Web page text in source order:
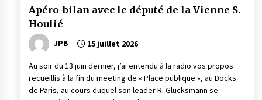
Apéro-bilan avec le député de la Vienne S.
Houlié
JPB 15 juillet 2026
Au soir du 13 juin dernier, j’ai entendu à la radio vos propos
recueillis à la fin du meeting de « Place publique », au Docks
de Paris, au cours duquel son leader R. Glucksmann se